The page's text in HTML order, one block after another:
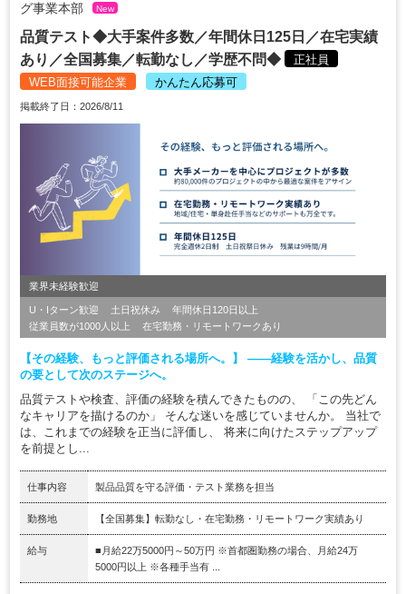
グ事業本部
New
品質テスト◆大手案件多数／年間休日125日／在宅実績
あり／全国募集／転勤なし／学歴不問◆
正社員
WEB面接可能企業
かんたん応募可
掲載終了日：2026/8/11
業界未経験歓迎
U・Iターン歓迎 土日祝休み
年間休日120日以上
従業員数が1000人以上
在宅勤務・リモートワークあり
【その経験、もっと評価される場所へ。】 ――経験を活かし、品質
の要として次のステージへ。
品質テストや検査、評価の経験を積んできたものの、 「この先どん
なキャリアを描けるのか」 そんな迷いを感じていませんか。 当社で
は、これまでの経験を正当に評価し、 将来に向けたステップアップ
を前提とし...
仕事内容 製品品質を守る評価・テスト業務を担当
勤務地 【全国募集】転勤なし・在宅勤務・リモートワーク実績あり
給与
■月給22万5000円～50万円 ※首都圏勤務の場合、月給24万
5000円以上 ※各種手当有 ...